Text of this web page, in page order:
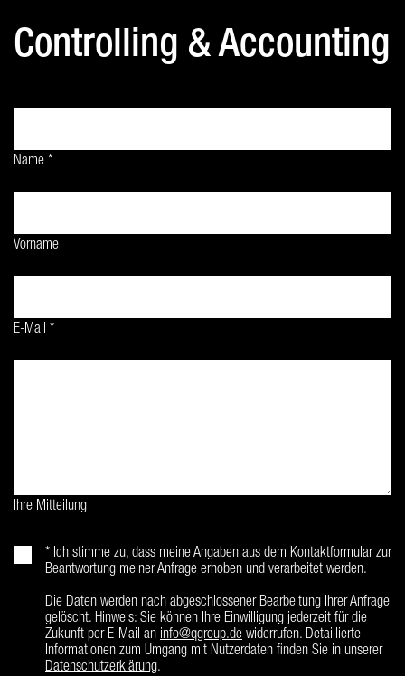
Controlling & Accounting
Name *
Vorname
E-Mail *
Ihre Mitteilung
* Ich stimme zu, dass meine Angaben aus dem Kontaktformular zur
Beantwortung meiner Anfrage erhoben und verarbeitet werden.
Die Daten werden nach abgeschlossener Bearbeitung Ihrer Anfrage
gelöscht. Hinweis: Sie können Ihre Einwilligung jederzeit für die
Zukunft per E-Mail an info@qgroup.de widerrufen. Detaillierte
Informationen zum Umgang mit Nutzerdaten finden Sie in unserer
Datenschutzerklärung.